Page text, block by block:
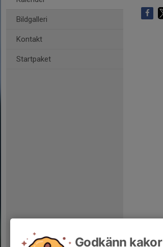
Bildgalleri
Kontakt
Startpaket
Godkänn kakor